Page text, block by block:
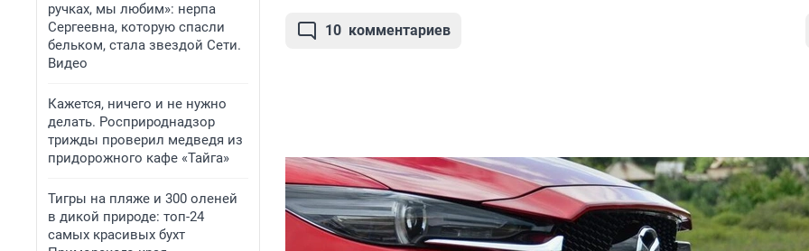
ручках, мы любим»: нерпа
Сергеевна, которую спасли
бельком, стала звездой Сети.
Видео
Кажется, ничего и не нужно
делать. Росприроднадзор
трижды проверил медведя из
придорожного кафе «Тайга»
Тигры на пляже и 300 оленей
в дикой природе: топ-24
самых красивых бухт
10 комментариев